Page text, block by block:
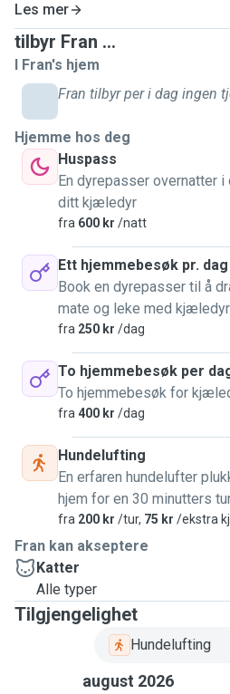
last few years I have been taking
In Brazil, since I was a child, I had
them. I took abandoned dogs
and NGOs to be cared for and
I am a responsible, punctual and
I understand how important it is
care of your pet, so I strive to
constant communication and
Offer pet sitting services and
feline/dog receives all the
deserves.
I await your message to take
Les mer
tilbyr Fran ...
I Fran's hjem
Fran tilbyr per i dag ingen
Hjemme hos deg
Huspass
En dyrepasser overnatter
ditt kjæledyr
fra 600 kr /natt
Ett hjemmebesøk pr. dag
Book en dyrepasser til å
mate og leke med
fra 250 kr /dag
To hjemmebesøk per
To hjemmebesøk for
fra 400 kr /dag
Hundelufting
En erfaren hundelufter
hjem for en 30 minutters
fra 200 kr /tur, 75 kr /ekstra
Fran kan akseptere
Katter
Alle typer
Tilgjengelighet
Hundelufting
august 2026